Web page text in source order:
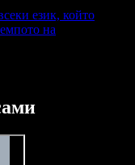
език, който
на